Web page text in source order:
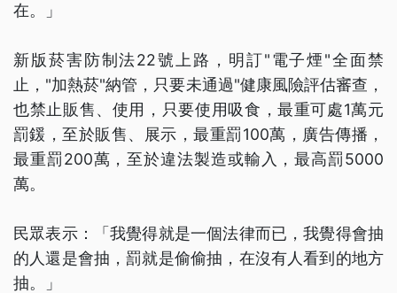
在。」
新版菸害防制法22號上路，明訂"電子煙"全面禁
止，"加熱菸"納管，只要未通過"健康風險評估審查，
也禁止販售、使用，只要使用吸食，最重可處1萬元
罰鍰，至於販售、展示，最重罰100萬，廣告傳播，
最重罰200萬，至於違法製造或輸入，最高罰5000
萬。
民眾表示：「我覺得就是一個法律而已，我覺得會抽
的人還是會抽，罰就是偷偷抽，在沒有人看到的地方
抽。」